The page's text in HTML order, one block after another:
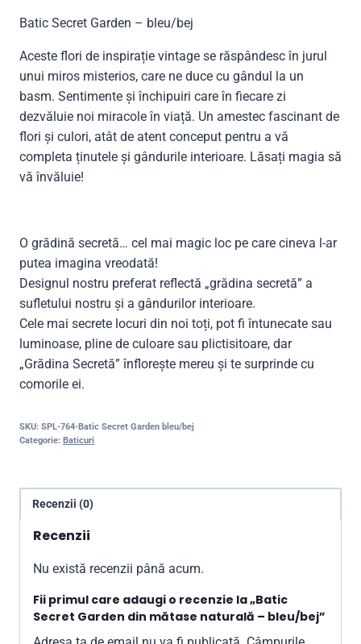
Batic Secret Garden – bleu/bej
Aceste flori de inspirație vintage se răspândesc în jurul
unui miros misterios, care ne duce cu gândul la un
basm. Sentimente și închipuiri care în fiecare zi
dezvăluie noi miracole în viață. Un amestec fascinant de
flori și culori, atât de atent conceput pentru a vă
completa ținutele și gândurile interioare. Lăsați magia să
vă învăluie!
O grădină secretă… cel mai magic loc pe care cineva l-ar
putea imagina vreodată!
Designul nostru preferat reflectă „grădina secretă” a
sufletului nostru și a gândurilor interioare.
Cele mai secrete locuri din noi toți, pot fi întunecate sau
luminoase, pline de culoare sau plictisitoare, dar
„Grădina Secretă” înflorește mereu și te surprinde cu
comorile ei.
SKU: SPL-764-Batic Secret Garden bleu/bej
Categorie: Baticuri
Recenzii (0)
Recenzii
Nu există recenzii până acum.
Fii primul care adaugi o recenzie la „Batic
Secret Garden din mătase naturală – bleu/bej”